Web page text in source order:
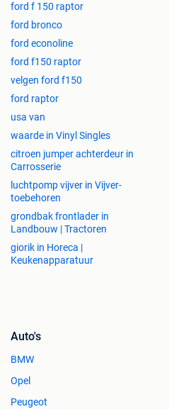
ford f 150 raptor
ford bronco
ford econoline
ford f150 raptor
velgen ford f150
ford raptor
usa van
waarde in Vinyl Singles
citroen jumper achterdeur in
Carrosserie
luchtpomp vijver in Vijver-
toebehoren
grondbak frontlader in
Landbouw | Tractoren
giorik in Horeca |
Keukenapparatuur
Auto's
BMW
Opel
Peugeot